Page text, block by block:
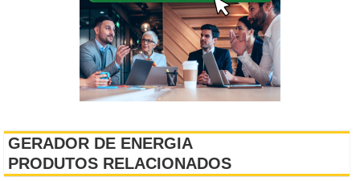
GERADOR DE ENERGIA
PRODUTOS RELACIONADOS